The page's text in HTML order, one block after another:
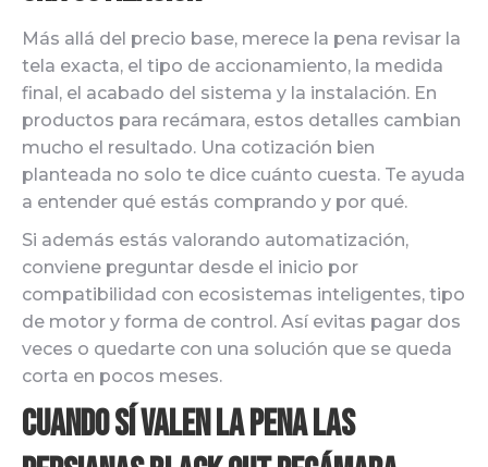
Más allá del precio base, merece la pena revisar la
tela exacta, el tipo de accionamiento, la medida
final, el acabado del sistema y la instalación. En
productos para recámara, estos detalles cambian
mucho el resultado. Una cotización bien
planteada no solo te dice cuánto cuesta. Te ayuda
a entender qué estás comprando y por qué.
Si además estás valorando automatización,
conviene preguntar desde el inicio por
compatibilidad con ecosistemas inteligentes, tipo
de motor y forma de control. Así evitas pagar dos
veces o quedarte con una solución que se queda
corta en pocos meses.
Cuando sí valen la pena las